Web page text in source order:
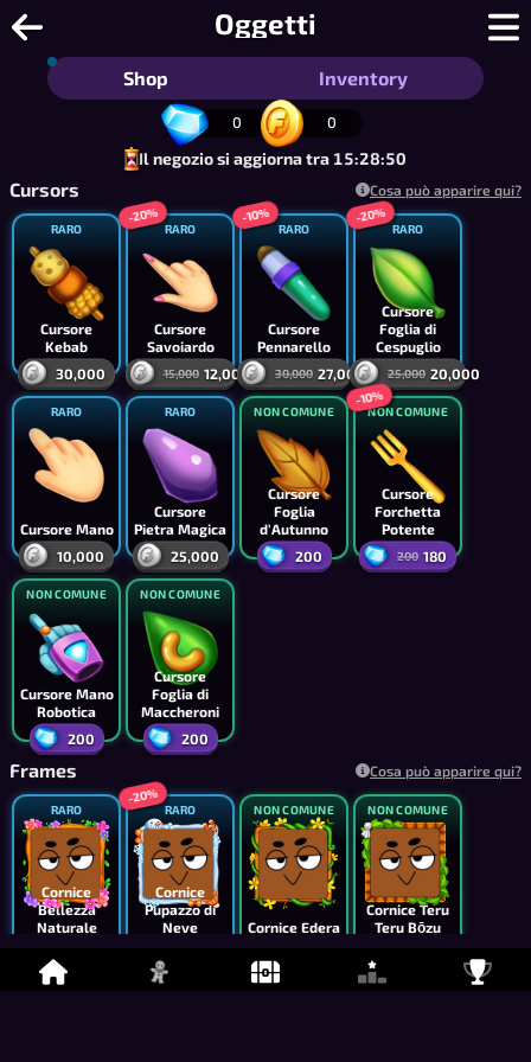
Oggetti
Furto | Oggetti
Shop Inventory
0 0
Il negozio si aggiorna tra 15:28:50
Cursors Cosa può apparire qui?
RARO
Cursore
Kebab
30,000
RARO
Cursore
Savoiardo
15,000 12,000
-20%
RARO
Cursore
Pennarello
30,000 27,000
-10%
RARO
Cursore
Foglia di
Cespuglio
25,000 20,000
-20%
RARO
Cursore Mano
10,000
RARO
Cursore
Pietra Magica
25,000
NON COMUNE
Cursore
Foglia
d'Autunno
200
NON COMUNE
Cursore
Forchetta
Potente
200 180
-10%
NON COMUNE
Cursore Mano
Robotica
200
NON COMUNE
Cursore
Foglia di
Maccheroni
200
Frames Cosa può apparire qui?
RARO
Cornice
Bellezza
Naturale
6,500
RARO
Cornice
Pupazzo di
Neve
4,200
-20%
NON COMUNE
Cornice Edera
2,500
NON COMUNE
Cornice Teru
Teru Bōzu
4,000
NON COMUNE
-10%
NON COMUNE
-10%
NON COMUNE NON COMUNE
-20%